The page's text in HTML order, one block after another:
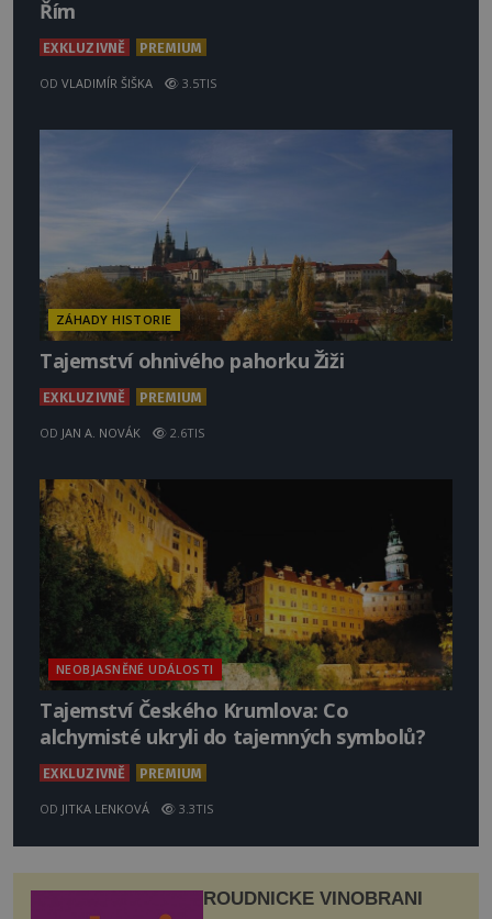
Řím
EXKLUZIVNĚ PREMIUM
OD VLADIMÍR ŠIŠKA 3.5TIS
ZÁHADY HISTORIE
Tajemství ohnivého pahorku Žiži
EXKLUZIVNĚ PREMIUM
OD JAN A. NOVÁK 2.6TIS
NEOBJASNĚNÉ UDÁLOSTI
Tajemství Českého Krumlova: Co
alchymisté ukryli do tajemných symbolů?
EXKLUZIVNĚ PREMIUM
OD JITKA LENKOVÁ 3.3TIS
ROUDNICKÉ VINOBRANÍ